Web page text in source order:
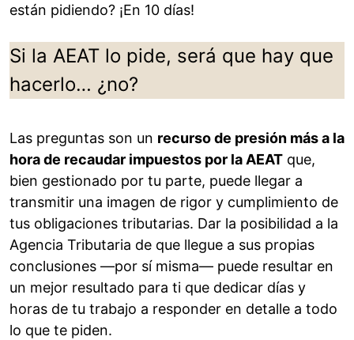
están pidiendo? ¡En 10 días!
Si la AEAT lo pide, será que hay que
hacerlo… ¿no?
Las preguntas son un recurso de presión más a la
hora de recaudar impuestos por la AEAT que,
bien gestionado por tu parte, puede llegar a
transmitir una imagen de rigor y cumplimiento de
tus obligaciones tributarias. Dar la posibilidad a la
Agencia Tributaria de que llegue a sus propias
conclusiones —por sí misma— puede resultar en
un mejor resultado para ti que dedicar días y
horas de tu trabajo a responder en detalle a todo
lo que te piden.